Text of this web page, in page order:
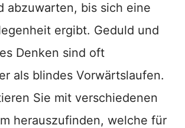
abzuwarten, bis sich eine
ergibt. Geduld und
Denken sind oft
als blindes Vorwärtslaufen.
Sie mit verschiedenen
herauszufinden, welche für